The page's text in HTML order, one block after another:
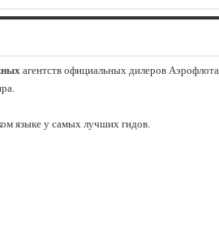
агентств официальных дилеров Аэрофлота,
языке у самых лучших гидов.